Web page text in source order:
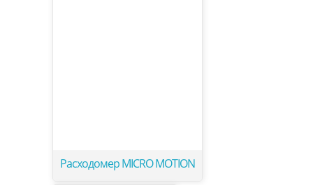
Расходомер MICRO MOTION